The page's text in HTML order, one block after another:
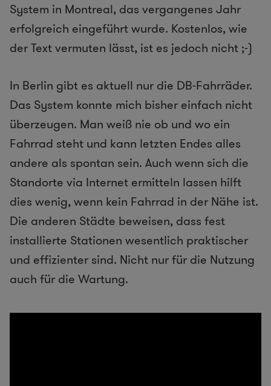
System in Montreal, das vergangenes Jahr
erfolgreich eingeführt wurde. Kostenlos, wie
der Text vermuten lässt, ist es jedoch nicht ;-)
In Berlin gibt es aktuell nur die DB-Fahrräder.
Das System konnte mich bisher einfach nicht
überzeugen. Man weiß nie ob und wo ein
Fahrrad steht und kann letzten Endes alles
andere als spontan sein. Auch wenn sich die
Standorte via Internet ermitteln lassen hilft
dies wenig, wenn kein Fahrrad in der Nähe ist.
Die anderen Städte beweisen, dass fest
installierte Stationen wesentlich praktischer
und effizienter sind. Nicht nur für die Nutzung
auch für die Wartung.